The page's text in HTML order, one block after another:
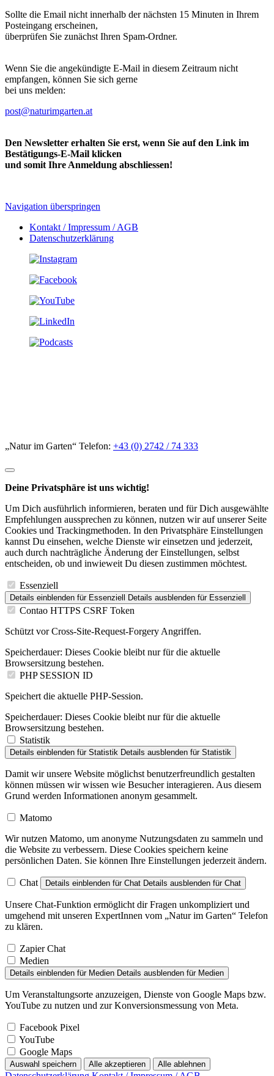
Sollte die Email nicht innerhalb der nächsten 15 Minuten in Ihrem
Posteingang erscheinen,
überprüfen Sie zunächst Ihren Spam-Ordner.
Wenn Sie die angekündigte E-Mail in diesem Zeitraum nicht
empfangen, können Sie sich gerne
bei uns melden:
post@naturimgarten.at
Den Newsletter erhalten Sie erst, wenn Sie auf den Link im
Bestätigungs-E-Mail klicken
und somit Ihre Anmeldung abschliessen!
Navigation überspringen
Kontakt / Impressum / AGB
Datenschutzerklärung
„Natur im Garten“ Telefon: +43 (0) 2742 / 74 333
Deine Privatsphäre ist uns wichtig!
Um Dich ausführlich informieren, beraten und für Dich ausgewählte
Empfehlungen aussprechen zu können, nutzen wir auf unserer Seite
Cookies und Trackingmethoden. In den Privatsphäre Einstellungen
kannst Du einsehen, welche Dienste wir einsetzen und jederzeit,
auch durch nachträgliche Änderung der Einstellungen, selbst
entscheiden, ob und inwieweit Du diesen zustimmen möchtest.
Essenziell
Details einblenden für Essenziell Details ausblenden für Essenziell
Contao HTTPS CSRF Token
Schützt vor Cross-Site-Request-Forgery Angriffen.
Speicherdauer: Dieses Cookie bleibt nur für die aktuelle
Browsersitzung bestehen.
PHP SESSION ID
Speichert die aktuelle PHP-Session.
Speicherdauer: Dieses Cookie bleibt nur für die aktuelle
Browsersitzung bestehen.
Statistik
Details einblenden für Statistik Details ausblenden für Statistik
Damit wir unsere Website möglichst benutzerfreundlich gestalten
können müssen wir wissen wie Besucher interagieren. Aus diesem
Grund werden Informationen anonym gesammelt.
Matomo
Wir nutzen Matomo, um anonyme Nutzungsdaten zu sammeln und
die Website zu verbessern. Diese Cookies speichern keine
persönlichen Daten. Sie können Ihre Einstellungen jederzeit ändern.
Chat Details einblenden für Chat Details ausblenden für Chat
Unsere Chat-Funktion ermöglicht dir Fragen unkompliziert und
umgehend mit unseren ExpertInnen vom „Natur im Garten“ Telefon
zu klären.
Zapier Chat
Medien
Details einblenden für Medien Details ausblenden für Medien
Um Veranstaltungsorte anzuzeigen, Dienste von Google Maps bzw.
YouTube zu nutzen und zur Konversionsmessung von Meta.
Facebook Pixel
YouTube
Google Maps
Auswahl speichern Alle akzeptieren Alle ablehnen